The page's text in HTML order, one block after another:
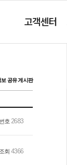
고객센터
보 공유 게시판
번호 2683
조회 4366